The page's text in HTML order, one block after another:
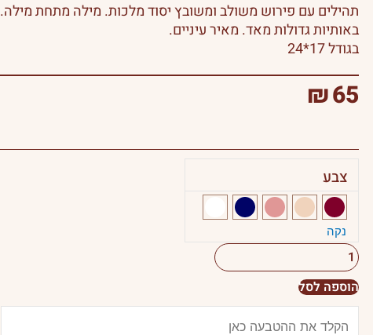
תהילים עם פירוש משולב ומשובץ יסוד מלכות. מילה מתחת מילה.
באותיות גדולות מאד. מאיר עיניים.
בגודל 17*24
₪65
צבע
נקה
כמות
תהלים
יסוד
מלכות
גדול
הוספה לסל